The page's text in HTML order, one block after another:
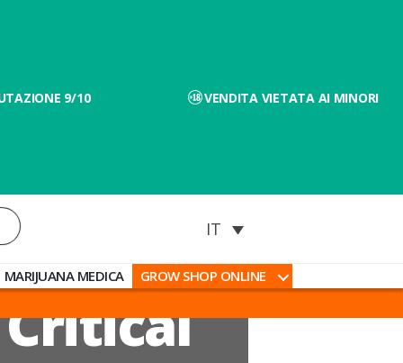
9/10 VENDITA VIETATA AI MINORI
MARIJUANA MEDICA GROW SHOP ONLINE